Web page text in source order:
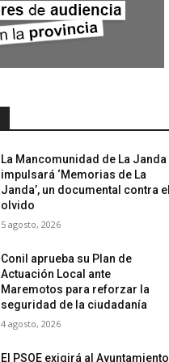
La Mancomunidad de La Janda
impulsará ‘Memorias de La
Janda’, un documental contra el
olvido
5 agosto, 2026
Conil aprueba su Plan de
Actuación Local ante
Maremotos para reforzar la
seguridad de la ciudadanía
4 agosto, 2026
El PSOE exigirá al Ayuntamiento